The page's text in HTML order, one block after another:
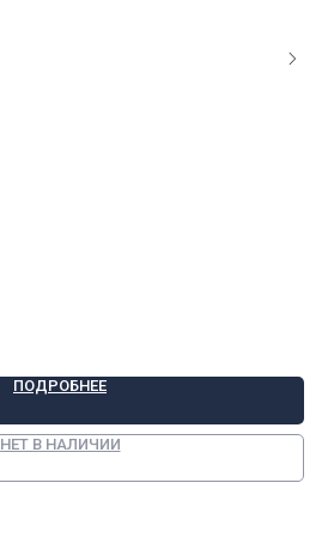
ПОДРОБНЕЕ
НЕТ В НАЛИЧИИ